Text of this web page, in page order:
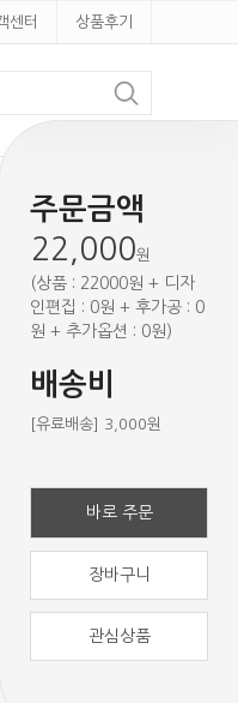
센터 상품후기
견적문의
맑은
크 재현력｜
미엄 수입지
주문금액
22,000원
(상품 : 22000원 + 디자
인편집 : 0원 + 후가공 : 0
원 + 추가옵션 : 0원)
배송비
[유료배송] 3,000원
바로 주문
장바구니
관심상품